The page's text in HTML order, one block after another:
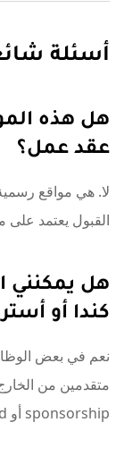
أسئلة
هل هذه
عقد عمل؟
لا. هي مواقع
القبول يعتمد على
هل يمكنني
كندا أو
نعم في بعض
متقدمين من
sponsorship أو applicants from abroad أو visa support.